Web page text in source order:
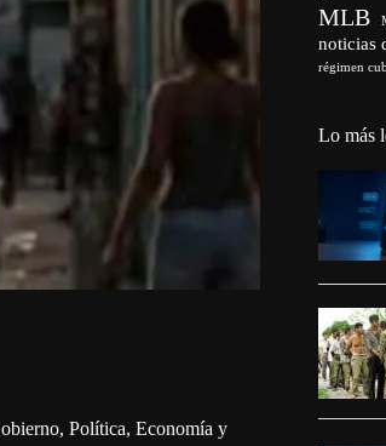
, Política, Economía y
MLB
noticias
régimen
Lo más